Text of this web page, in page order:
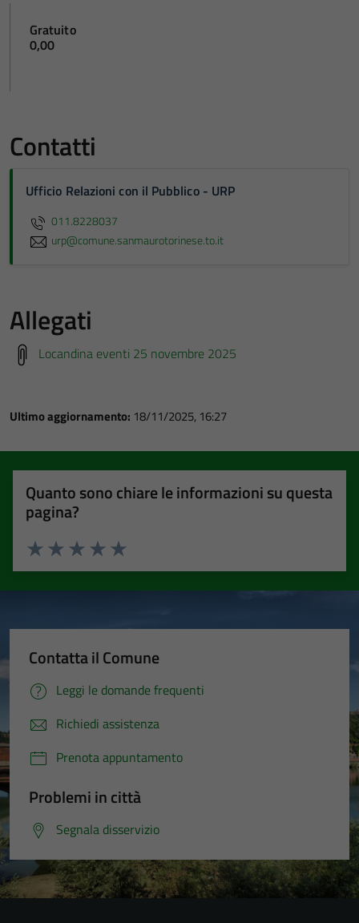
Gratuito
0,00
Contatti
Ufficio Relazioni con il Pubblico - URP
011.8228037
urp@comune.sanmaurotorinese.to.it
Allegati
Locandina eventi 25 novembre 2025
Ultimo aggiornamento: 18/11/2025, 16:27
Quanto sono chiare le informazioni su questa
pagina?
Valuta 5 stelle su 5
Valuta 4 stelle su 5
Valuta 3 stelle su 5
Valuta 2 stelle su 5
Valuta 1 stelle su 5
Contatta il Comune
Leggi le domande frequenti
Richiedi assistenza
Prenota appuntamento
Problemi in città
Segnala disservizio